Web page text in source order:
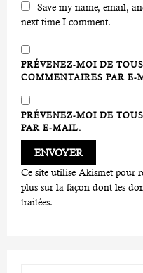
Save my name, email,
next time I comment.
PRÉVENEZ-MOI DE
COMMENTAIRES PAR E-
PRÉVENEZ-MOI DE
PAR E-MAIL.
Ce site utilise Akismet pour
plus sur la façon dont les
traitées.